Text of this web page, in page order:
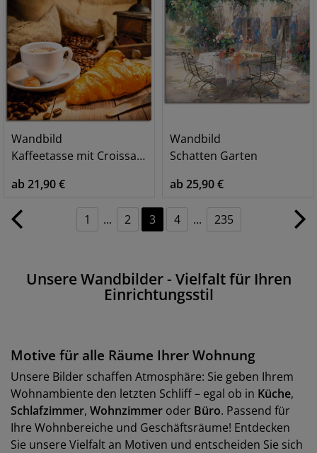
Wandbild
Kaffeetasse mit Croissant
ab 21,90 €
Wandbild
Schatten Garten
ab 25,90 €
1 ... 2 3 4 ... 235
Unsere Wandbilder - Vielfalt für Ihren
Einrichtungsstil
Motive für alle Räume Ihrer Wohnung
Unsere Bilder schaffen Atmosphäre: Sie geben Ihrem
Wohnambiente den letzten Schliff – egal ob in Küche,
Schlafzimmer, Wohnzimmer oder Büro. Passend für
Ihre Wohnbereiche und Geschäftsräume! Entdecken
Sie unsere Vielfalt an Motiven und entscheiden Sie sich